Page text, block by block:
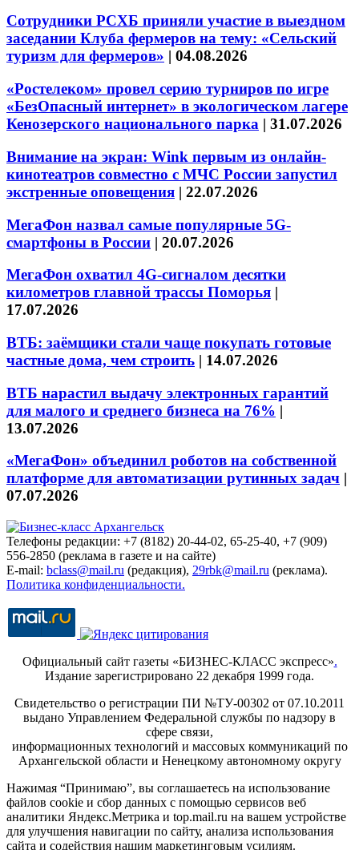
Сотрудники РСХБ приняли участие в выездном
заседании Клуба фермеров на тему: «Сельский
туризм для фермеров» | 04.08.2026
«Ростелеком» провел серию турниров по игре
«БезОпасный интернет» в экологическом лагере
Кенозерского национального парка | 31.07.2026
Внимание на экран: Wink первым из онлайн-
кинотеатров совместно с МЧС России запустил
экстренные оповещения | 22.07.2026
МегаФон назвал самые популярные 5G-
смартфоны в России | 20.07.2026
МегаФон охватил 4G-сигналом десятки
километров главной трассы Поморья |
17.07.2026
ВТБ: заёмщики стали чаще покупать готовые
частные дома, чем строить | 14.07.2026
ВТБ нарастил выдачу электронных гарантий
для малого и среднего бизнеса на 76% |
13.07.2026
«МегаФон» объединил роботов на собственной
платформе для автоматизации рутинных задач |
07.07.2026
Телефоны редакции: +7 (8182) 20-44-02, 65-25-40, +7 (909)
556-2850 (реклама в газете и на сайте)
E-mail: bclass@mail.ru (редакция), 29rbk@mail.ru (реклама).
Политика конфиденциальности.
Официальный сайт газеты «БИЗНЕС-КЛАСС экспресс».
Издание зарегистрировано 22 декабря 1999 года.
Свидетельство о регистрации ПИ №ТУ-00302 от 07.10.2011
выдано Управлением Федеральной службы по надзору в
сфере связи,
информационных технологий и массовых коммуникаций по
Архангельской области и Ненецкому автономному округу
Нажимая “Принимаю”, вы соглашаетесь на использование
файлов cookie и сбор данных с помощью сервисов веб
аналитики Яндекс.Метрика и top.mail.ru на вашем устройстве
для улучшения навигации по сайту, анализа использования
сайта и содействия нашим маркетинговым усилиям.